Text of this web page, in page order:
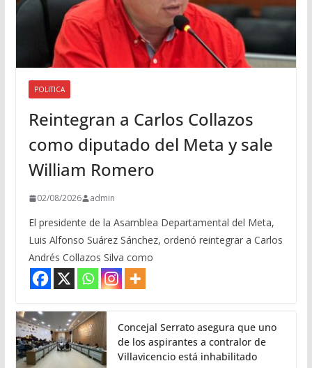
POLITICA
Reintegran a Carlos Collazos
como diputado del Meta y sale
William Romero
02/08/2026 admin
El presidente de la Asamblea Departamental del Meta,
Luis Alfonso Suárez Sánchez, ordenó reintegrar a Carlos
Andrés Collazos Silva como
Concejal Serrato asegura que uno
de los aspirantes a contralor de
Villavicencio está inhabilitado